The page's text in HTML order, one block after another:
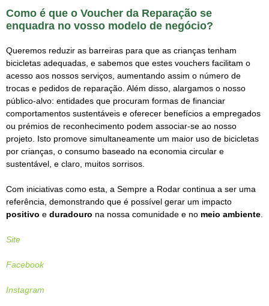
Como é que o Voucher da Reparação se
enquadra no vosso modelo de negócio?
Queremos reduzir as barreiras para que as crianças tenham
bicicletas adequadas, e sabemos que estes vouchers facilitam o
acesso aos nossos serviços, aumentando assim o número de
trocas e pedidos de reparação. Além disso, alargamos o nosso
público-alvo: entidades que procuram formas de financiar
comportamentos sustentáveis e oferecer benefícios a empregados
ou prémios de reconhecimento podem associar-se ao nosso
projeto. Isto promove simultaneamente um maior uso de bicicletas
por crianças, o consumo baseado na economia circular e
sustentável, e claro, muitos sorrisos.
Com iniciativas como esta, a Sempre a Rodar continua a ser uma
referência, demonstrando que é possível gerar um impacto
positivo e duradouro na nossa comunidade e no meio ambiente
Site
Facebook
Instagram